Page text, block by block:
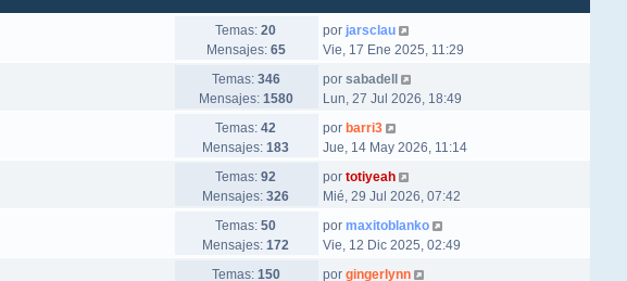
Temas:20
Mensajes: 65
por jarsclau
Vie, 17 Ene 2025, 11:29
Temas: 346
Mensajes: 1580
por sabadell
Lun, 27 Jul 2026, 18:49
Temas:42
Mensajes:183
por barri3
Jue, 14 May 2026, 11:14
Temas:92
Mensajes:326
por totiyeah
Mié, 29 Jul 2026, 07:42
Temas:50
Mensajes:172
por maxitoblanko
Vie, 12 Dic 2025, 02:49
Temas: 150
por gingerlynn